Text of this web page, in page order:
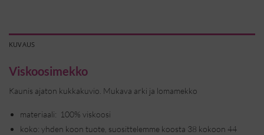
KUVAUS
Viskoosimekko
Kaunis ajaton kukkakuvio. Mukava arki ja lomamekko
materiaali: 100% viskoosi
koko: yhden koon tuote, suosittelemme koosta 38 kokoon 44